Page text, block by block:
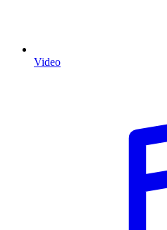
Video